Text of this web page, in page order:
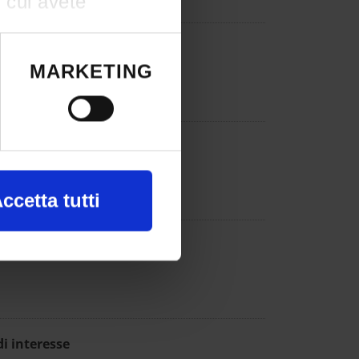
il proprio
o facendo
con
il tuo
MARKETING
tutti
interesse